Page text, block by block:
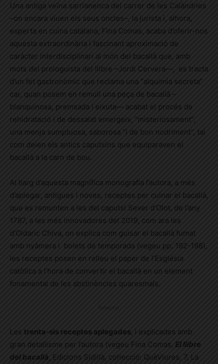
Una antiga veïna sarrianenca del carrer de les Calàndries
–on encara viuen els seus oncles–, la jurista i, alhora,
experta en cuina catalana, Fina Comas, acaba d’oferir-nos
aquesta extraordinària i fascinant aproximació de
caràcter interdisciplinari al món del bacallà que, amb
mots del prologuista del llibre –Jordi Cervera—, es tracta
d’un fet gastronòmic que reclama una “alquímia secreta”
car, quan posem en remull una peça de bacallà –
blanquinosa, premsada i eixuta— acabat el procés de
rehidratació i de dessalat emergeix, “misteriosament”,
una menja sumptuosa, saborosa “i de bon nodriment”, tal
com deien els antics caputxins que equiparaven el
bacallà a la carn de bou.
Al llarg d’aquesta magnífica monografia l’autora, a més
d’aplegar, antigues i noves, receptes per cuinar el bacallà,
que es remunten a les del caputxí Sever d’Olot, de l’any
1787, a les més innovadores del 2019, com ara les
d’Oldaric Chiva, on explica com guisar el bacallà fumat
amb nyàmera i bolets de temporada (vegeu pp. 192-198),
les receptes posen en relleu el paper de l’Església
catòlica a l’hora de convertir el bacallà en un element
fonamental de les abstinències quaresmals.
Les trenta-sis receptes aplegades , i explicades amb
gran detallisme per l’autora (vegeu Fina Comas, El llibre
del bacallà, Edicions Sidillà, col·lecció: QuèViures, 7, La